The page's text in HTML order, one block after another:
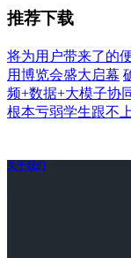
推荐下载
将为用户带来了的
用博览会盛大启幕
频+数据+大模子协
根本亏弱学生跟不
关于我们